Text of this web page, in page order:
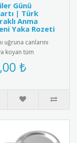
Günü
| Türk
Anma
Yaka Rozeti
uğruna canlarını
koyan tüm
Gaziler Günü
mesajı ve
₺